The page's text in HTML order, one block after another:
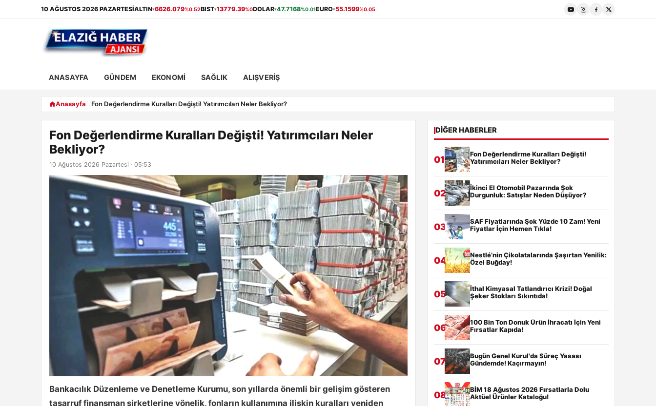
10 AĞUSTOS 2026 PAZARTESIALTIN▾6626.079%0.52BIST▾13779.39%0DOLAR▾47.7168%0.01EURO▾55.1599%0.05
ANASAYFA GÜNDEM EKONOMI SAĞLIK ALIŞVERIŞ
Anasayfa Fon Değerlendirme Kuralları Değişti! Yatırımcıları Neler Bekliyor?
Fon Değerlendirme Kuralları Değişti! Yatırımcıları Neler
Bekliyor?
10 Ağustos 2026 Pazartesi · 05:53
Bankacılık Düzenleme ve Denetleme Kurumu, son yıllarda önemli bir gelişim gösteren
tasarruf finansman şirketlerine yönelik, fonların kullanımına ilişkin kuralları yeniden
DIĞER HABERLER
01
Fon Değerlendirme Kuralları Değişti!
Yatırımcıları Neler Bekliyor?
02
İkinci El Otomobil Pazarında Şok
Durgunluk: Satışlar Neden Düşüyor?
03
SAF Fiyatlarında Şok Yüzde 10 Zam! Yeni
Fiyatlar İçin Hemen Tıkla!
04
Nestlé’nin Çikolatalarında Şaşırtan Yenilik:
Özel Buğday!
05
İthal Kimyasal Tatlandırıcı Krizi! Doğal
Şeker Stokları Sıkıntıda!
06
100 Bin Ton Donuk Ürün İhracatı İçin Yeni
Fırsatlar Kapıda!
07
Bugün Genel Kurul'da Süreç Yasası
Gündemde! Kaçırmayın!
08
BİM 18 Ağustos 2026 Fırsatlarla Dolu
Aktüel Ürünler Kataloğu!